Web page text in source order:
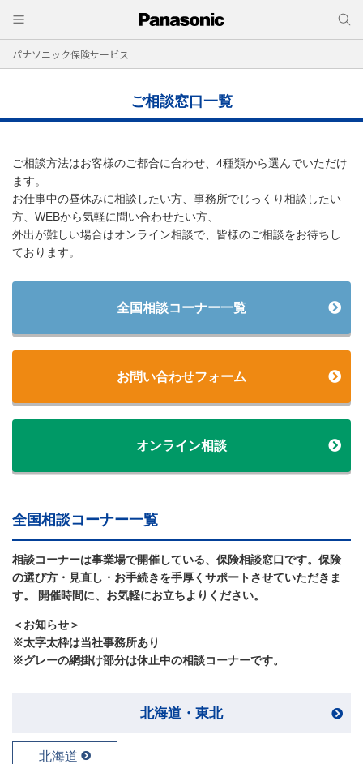
パナソニック保険サービス
ご相談窓口一覧
ご相談方法はお客様のご都合に合わせ、4種類から選んでいただけ
ます。
お仕事中の昼休みに相談したい方、事務所でじっくり相談したい
方、WEBから気軽に問い合わせたい方、
外出が難しい場合はオンライン相談で、皆様のご相談をお待ちし
ております。
全国相談コーナー一覧
お問い合わせフォーム
オンライン相談
全国相談コーナー一覧
相談コーナーは事業場で開催している、保険相談窓口です。保険
の選び方・見直し・お手続きを手厚くサポートさせていただきま
す。 開催時間に、お気軽にお立ちよりください。
＜お知らせ＞
※太字太枠は当社事務所あり
※グレーの網掛け部分は休止中の相談コーナーです。
北海道・東北
北海道